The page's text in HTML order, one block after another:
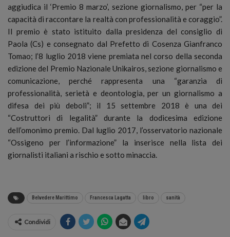
aggiudica il ‘Premio 8 marzo’, sezione giornalismo, per “per la
capacità di raccontare la realtà con professionalità e coraggio”.
Il premio è stato istituito dalla presidenza del consiglio di
Paola (Cs) e consegnato dal Prefetto di Cosenza Gianfranco
Tomao; l’8 luglio 2018 viene premiata nel corso della seconda
edizione del Premio Nazionale Unikairos, sezione giornalismo e
comunicazione, perché rappresenta una “garanzia di
professionalità, serietà e deontologia, per un giornalismo a
difesa dei più deboli”; il 15 settembre 2018 è una dei
“Costruttori di legalità” durante la dodicesima edizione
dell’omonimo premio. Dal luglio 2017, l’osservatorio nazionale
“Ossigeno per l’informazione” la inserisce nella lista dei
giornalisti italiani a rischio e sotto minaccia.
Belvedere Marittimo Francesca Lagatta libro sanità
Condividi